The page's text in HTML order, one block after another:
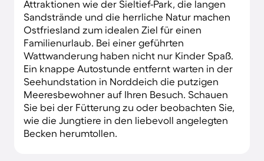
Attraktionen wie der Sieltief-Park, die langen
Sandstrände und die herrliche Natur machen
Ostfriesland zum idealen Ziel für einen
Familienurlaub. Bei einer geführten
Wattwanderung haben nicht nur Kinder Spaß.
Ein knappe Autostunde entfernt warten in der
Seehundstation in Norddeich die putzigen
Meeresbewohner auf Ihren Besuch. Schauen
Sie bei der Fütterung zu oder beobachten Sie,
wie die Jungtiere in den liebevoll angelegten
Becken herumtollen.